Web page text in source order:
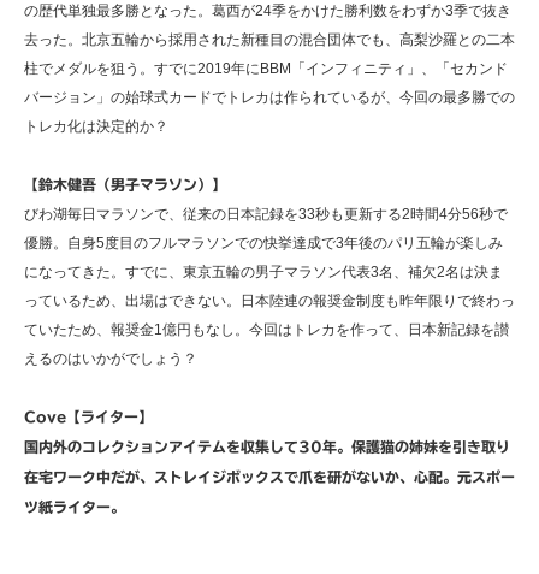
の歴代単独最多勝となった。葛西が24季をかけた勝利数をわずか3季で抜き
去った。北京五輪から採用された新種目の混合団体でも、高梨沙羅との二本
柱でメダルを狙う。すでに2019年にBBM「インフィニティ」、「セカンド
バージョン」の始球式カードでトレカは作られているが、今回の最多勝での
トレカ化は決定的か？
【鈴木健吾（男子マラソン）】
びわ湖毎日マラソンで、従来の日本記録を33秒も更新する2時間4分56秒で
優勝。自身5度目のフルマラソンでの快挙達成で3年後のパリ五輪が楽しみ
になってきた。すでに、東京五輪の男子マラソン代表3名、補欠2名は決ま
っているため、出場はできない。日本陸連の報奨金制度も昨年限りで終わっ
ていたため、報奨金1億円もなし。今回はトレカを作って、日本新記録を讃
えるのはいかがでしょう？
Cove【ライター】
国内外のコレクションアイテムを収集して30年。保護猫の姉妹を引き取り
在宅ワーク中だが、ストレイジボックスで爪を研がないか、心配。元スポー
ツ紙ライター。